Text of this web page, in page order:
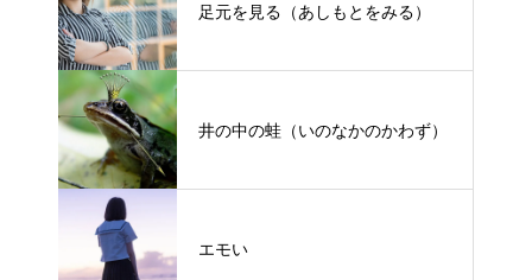
足元を見る（あしもとをみる）
井の中の蛙（いのなかのかわず）
エモい